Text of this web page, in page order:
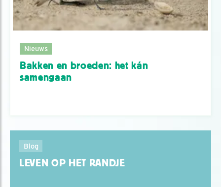
Nieuws
Bakken en broeden: het kán
samengaan
Blog
LEVEN OP HET RANDJE